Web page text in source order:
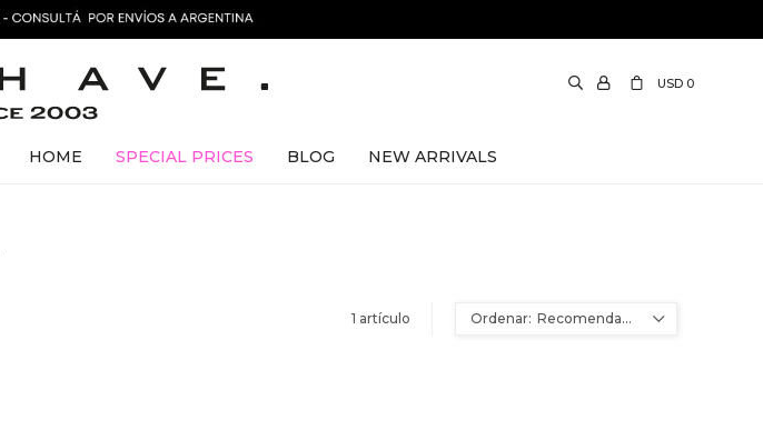
HOME SPECIAL PRICES BLOG NEW ARRIVALS
USD 0
1 artículo Recomendados